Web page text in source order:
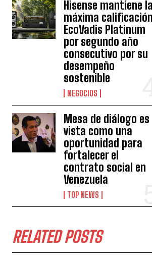
Hisense mantiene la
máxima calificación
EcoVadis Platinum
por segundo año
consecutivo por su
desempeño
sostenible
NEGOCIOS
Mesa de diálogo es
vista como una
oportunidad para
fortalecer el
contrato social en
Venezuela
TOP NEWS
RELATED POSTS